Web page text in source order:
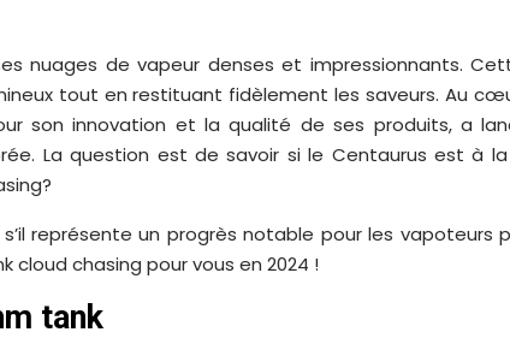
nuages de vapeur denses et impressionnants.
tout en restituant fidèlement les saveurs. Au
son innovation et la qualité de ses produits, a
La question est de savoir si le Centaurus est
représente un progrès notable pour les vapoteurs
chasing pour vous en 2024 !
tank